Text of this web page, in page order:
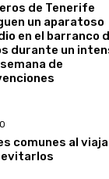
de Tenerife
un aparatoso
en el barranco
durante un
de
comunes al
evitarlos